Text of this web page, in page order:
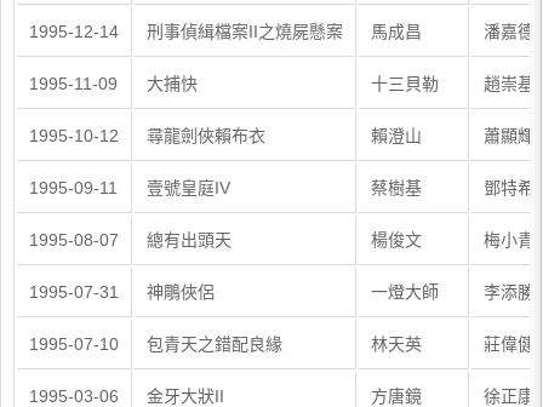
1995-12-14 刑事偵緝檔案II之燒屍懸案 馬成昌 潘嘉德
1995-11-09 大捕快 十三貝勒 趙崇基
1995-10-12 尋龍劍俠賴布衣 賴澄山 蕭顯輝
1995-09-11 壹號皇庭IV 蔡樹基 鄧特希
1995-08-07 總有出頭天 楊俊文 梅小青
1995-07-31 神鵰俠侶 一燈大師 李添勝
1995-07-10 包青天之錯配良緣 林天英 莊偉健
1995-03-06 金牙大狀II 方唐鏡 徐正康